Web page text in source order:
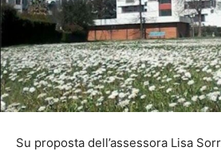
Su proposta dell’assessora Lisa